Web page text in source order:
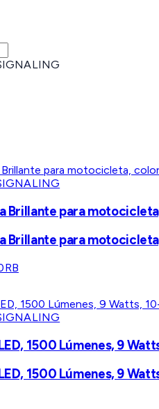
Brillante para
Brillante para
1500 Lúmenes, 9
1500 Lúmenes, 9